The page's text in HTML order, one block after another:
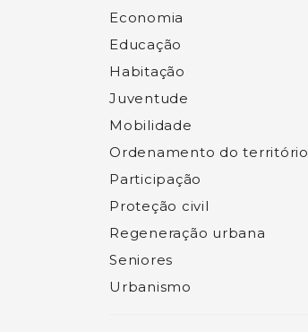
Economia
Educação
Habitação
Juventude
Mobilidade
Ordenamento do território
Participação
Proteção civil
Regeneração urbana
Seniores
Urbanismo